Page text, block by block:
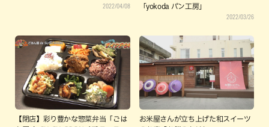
2022/04/08
「yokoda パン工房」
2022/03/26
【閉店】彩り豊かな惣菜弁当「ごは
お米屋さんが立ち上げた和スイーツ